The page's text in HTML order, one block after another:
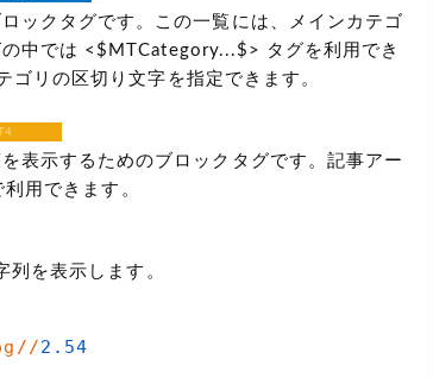
ックタグです。この一覧には、メインカテゴ
中では <$MTCategory...$> タグを利用でき
リの区切り文字を指定できます。
表示するためのブロックタグです。記事アー
用できます。
を表示します。
2.54